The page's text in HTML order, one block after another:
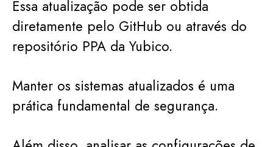
Essa atualização pode ser obtida
diretamente pelo GitHub ou através do
repositório PPA da Yubico.
Manter os sistemas atualizados é uma
prática fundamental de segurança.